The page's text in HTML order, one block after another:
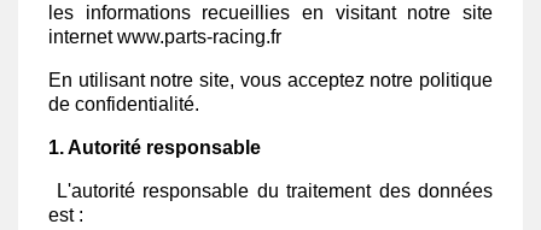
les informations recueillies en visitant notre site
internet www.parts-racing.fr
En utilisant notre site, vous acceptez notre politique
de confidentialité.
1. Autorité responsable
L'autorité responsable du traitement des données
est :